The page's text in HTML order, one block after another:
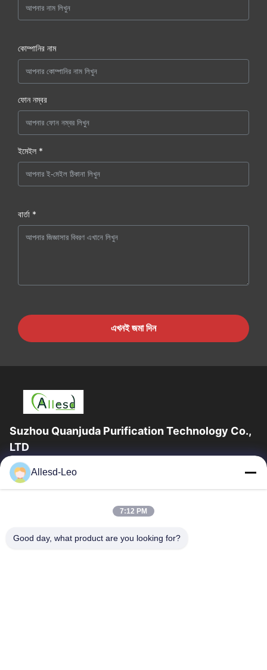
কোম্পানির নাম
ফোন নম্বর
ইমেইল *
বার্তা *
এখনই জমা দিন
Suzhou Quanjuda Purification Technology Co.,
LTD
16 বছরের অভিজ্ঞতা, ESD এবং Cleanroom পণ্যগুলির একটি নেতৃস্থানীয়
প্রস্তুতকারক এবং রপ্তানিকারক হিসাবে, আমরা ESD এবং Cleanroom সরঞ্জাম এবং
বাড়ি
পণ্য
Allesd-Leo
7:12 PM
Good day, what product are you looking for?